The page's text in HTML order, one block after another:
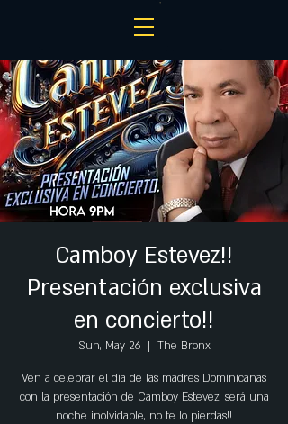
Camboy Estevez!!
Presentación exclusiva
en concierto!!
Sun, May 26
  |
The Bronx
Ven a celebrar el dia de las madres Dominicanas
con la presentación de Camboy Estevez, será una
noche inolvidable, no te lo pierdas!!